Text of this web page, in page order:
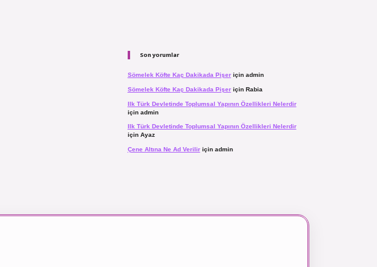
Son yorumlar
Sömelek Köfte Kaç Dakikada Pişeriçin admin
Sömelek Köfte Kaç Dakikada Pişeriçin Rabia
Ilk Türk Devletinde Toplumsal Yapının Özellikleri Nelerdir
için admin
Ilk Türk Devletinde Toplumsal Yapının Özellikleri Nelerdir
için Ayaz
Çene Altına Ne Ad Veriliriçin admin